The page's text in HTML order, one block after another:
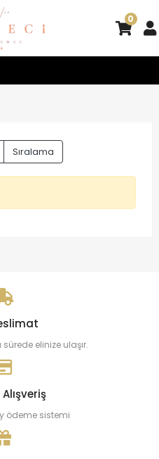
0
Sıralama
elinize ulaşır.
ödeme sistemi